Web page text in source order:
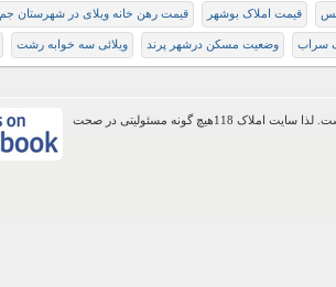
قیمت املاک بوشهر قیمت رهن خانه ویلای در شهرستان جم
سراب وضعیت مسکن درشهر پرند ویلائی سه خوابه رشت
اطلاعات موجود در این وب سایت از طریق کاربران عمومی سایت ثبت شده است. لذا سایت املاک 118هیچ گونه مسئولیتی در صحت